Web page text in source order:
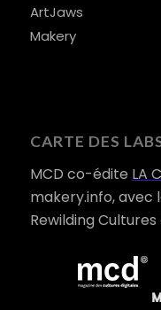
ArtJaws
Makery
CARTE DES
MCD co-édite LA
makery.info, avec
Rewilding Cultures